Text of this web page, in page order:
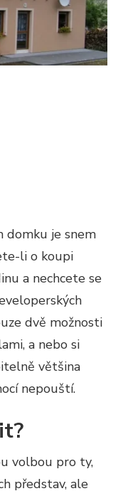
domku je snem
li o koupi
a nechcete se
dvě možnosti
a nebo si
většina
nepouští.
volbou pro ty,
představ, ale